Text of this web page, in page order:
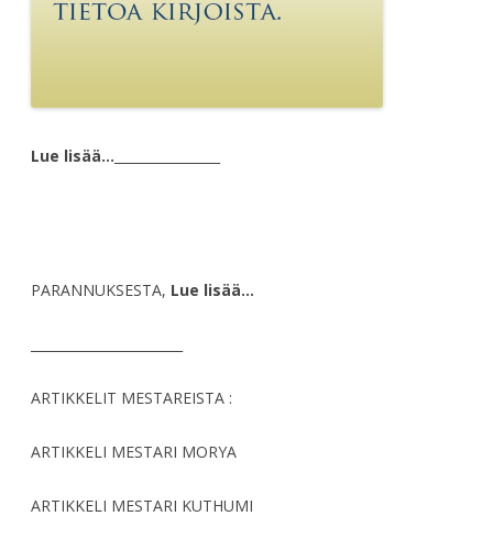
Lue lisää…
PARANNUKSESTA, Lue lisää…
ARTIKKELIT MESTAREISTA :
ARTIKKELI MESTARI MORYA
ARTIKKELI MESTARI KUTHUMI